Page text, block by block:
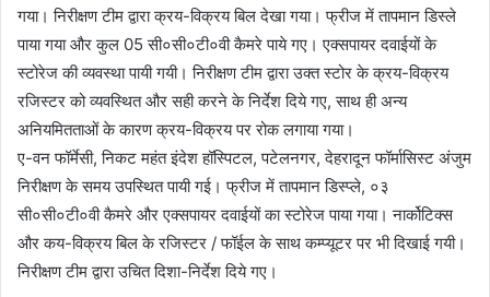
गया। निरीक्षण टीम द्वारा क्रय-विक्रय बिल देखा गया। फ्रीज में तापमान डिस्ले
पाया गया और कुल 05 सी०सी०टी०वी कैमरे पाये गए। एक्सपायर दवाईयों के
स्टोरेज की व्यवस्था पायी गयी। निरीक्षण टीम द्वारा उक्त स्टोर के क्रय-विक्रय
रजिस्टर को व्यवस्थित और सही करने के निर्देश दिये गए, साथ ही अन्य
अनियमितताओं के कारण क्रय-विक्रय पर रोक लगाया गया।
ए-वन फॉर्मेसी, निकट महंत इंदेश हॉस्पिटल, पटेलनगर, देहरादून फॉर्मासिस्ट अंजुम
निरीक्षण के समय उपस्थित पायी गई। फ्रीज में तापमान डिस्प्ले, ०३
सी०सी०टी०वी कैमरे और एक्सपायर दवाईयों का स्टोरेज पाया गया। नार्कोटिक्स
और कय-विक्रय बिल के रजिस्टर / फॉईल के साथ कम्प्यूटर पर भी दिखाई गयी।
निरीक्षण टीम द्वारा उचित दिशा-निर्देश दिये गए।